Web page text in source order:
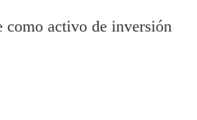
como activo de inversión